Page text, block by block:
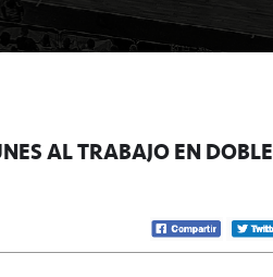
AL TRABAJO EN DOBLE